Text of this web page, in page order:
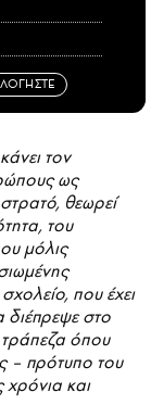
τον
ως
θεωρεί
του
μόλις
που έχει
διέπρεψε στο
τράπεζα όπου
– πρότυπο του
χρόνια και